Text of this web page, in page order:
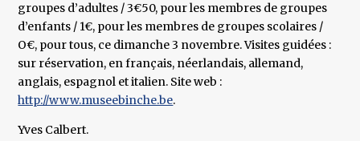
groupes d’adultes / 3€50, pour les membres de groupes
d’enfants / 1€, pour les membres de groupes scolaires /
O€, pour tous, ce dimanche 3 novembre. Visites guidées :
sur réservation, en français, néerlandais, allemand,
anglais, espagnol et italien. Site web :
http://www.museebinche.be.
Yves Calbert.